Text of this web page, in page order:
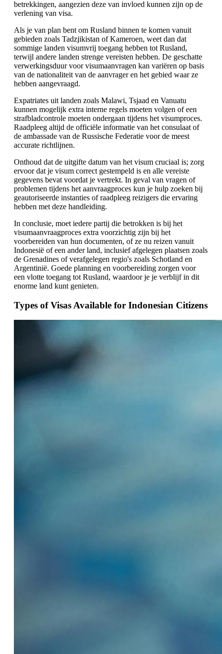
betrekkingen, aangezien deze van invloed kunnen zijn op de
verlening van visa.
Als je van plan bent om Rusland binnen te komen vanuit
gebieden zoals Tadzjikistan of Kameroen, weet dan dat
sommige landen visumvrij toegang hebben tot Rusland,
terwijl andere landen strenge vereisten hebben. De geschatte
verwerkingsduur voor visumaanvragen kan variëren op basis
van de nationaliteit van de aanvrager en het gebied waar ze
hebben aangevraagd.
Expatriates uit landen zoals Malawi, Tsjaad en Vanuatu
kunnen mogelijk extra interne regels moeten volgen of een
strafbladcontrole moeten ondergaan tijdens het visumproces.
Raadpleeg altijd de officiële informatie van het consulaat of
de ambassade van de Russische Federatie voor de meest
accurate richtlijnen.
Onthoud dat de uitgifte datum van het visum cruciaal is; zorg
ervoor dat je visum correct gestempeld is en alle vereiste
gegevens bevat voordat je vertrekt. In geval van vragen of
problemen tijdens het aanvraagproces kun je hulp zoeken bij
geautoriseerde instanties of raadpleeg reizigers die ervaring
hebben met deze handleiding.
In conclusie, moet iedere partij die betrokken is bij het
visumaanvraagproces extra voorzichtig zijn bij het
voorbereiden van hun documenten, of ze nu reizen vanuit
Indonesië of een ander land, inclusief afgelegen plaatsen zoals
de Grenadines of verafgelegen regio's zoals Schotland en
Argentinië. Goede planning en voorbereiding zorgen voor
een vlotte toegang tot Rusland, waardoor je je verblijf in dit
enorme land kunt genieten.
Types of Visas Available for Indonesian Citizens